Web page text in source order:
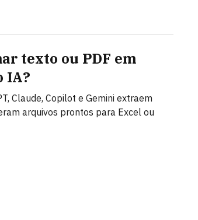
texto ou PDF em
IA?
Claude, Copilot e Gemini extraem
arquivos prontos para Excel ou